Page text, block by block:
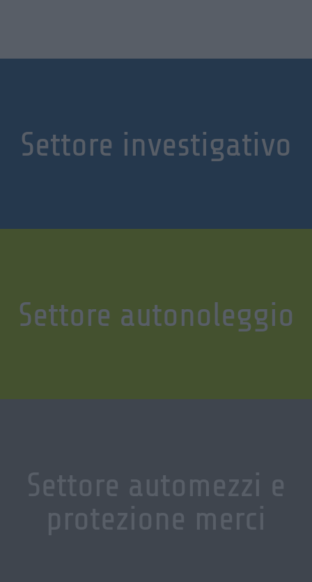
Settore investigativo
Settore autonoleggio
Settore automezzi e
protezione merci